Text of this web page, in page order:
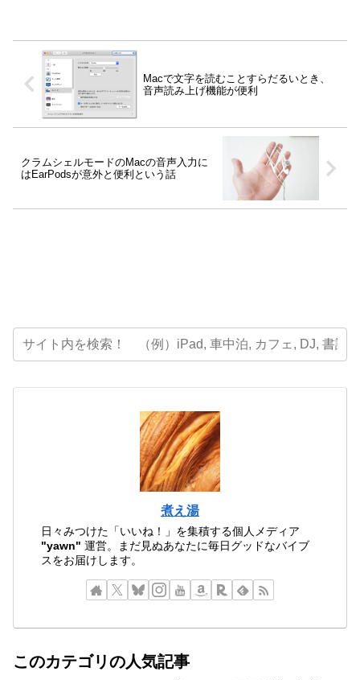
Macで文字を読むことすらだるいとき、
音声読み上げ機能が便利
クラムシェルモードのMacの音声入力に
はEarPodsが意外と便利という話
煮え湯
日々みつけた「いいね！」を集積する個人メディア
"yawn" 運営。まだ見ぬあなたに毎日グッドなバイブ
スをお届けします。
このカテゴリの人気記事